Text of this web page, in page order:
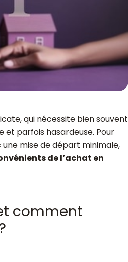
qui nécessite bien souvent
parfois hasardeuse. Pour
une mise de départ minimale,
de l’achat en
comment